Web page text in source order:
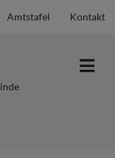
Amtstafel Kontakt